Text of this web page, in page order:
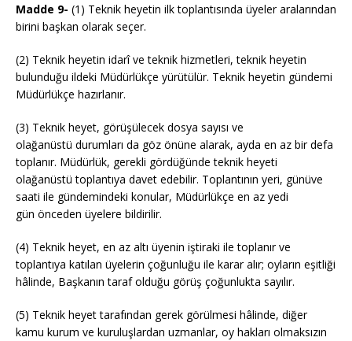
Madde 9- (1) Teknik heyetin ilk toplantısında üyeler aralarından
birini başkan olarak seçer.
(2) Teknik heyetin idarî ve teknik hizmetleri, teknik heyetin
bulunduğu ildeki Müdürlükçe yürütülür. Teknik heyetin gündemi
Müdürlükçe hazırlanır.
(3) Teknik heyet, görüşülecek dosya sayısı ve
olağanüstü durumları da göz önüne alarak, ayda en az bir defa
toplanır. Müdürlük, gerekli gördüğünde teknik heyeti
olağanüstü toplantıya davet edebilir. Toplantının yeri, günüve
saati ile gündemindeki konular, Müdürlükçe en az yedi
gün önceden üyelere bildirilir.
(4) Teknik heyet, en az altı üyenin iştiraki ile toplanır ve
toplantıya katılan üyelerin çoğunluğu ile karar alır; oyların eşitliği
hâlinde, Başkanın taraf olduğu görüş çoğunlukta sayılır.
(5) Teknik heyet tarafından gerek görülmesi hâlinde, diğer
kamu kurum ve kuruluşlardan uzmanlar, oy hakları olmaksızın